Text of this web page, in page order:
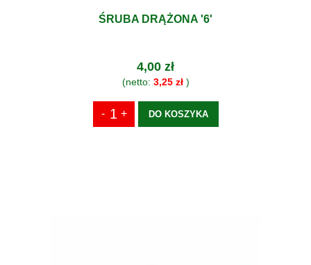
ŚRUBA DRĄŻONA '6'
4,00 zł
(netto: 3,25 zł)
DO KOSZYKA